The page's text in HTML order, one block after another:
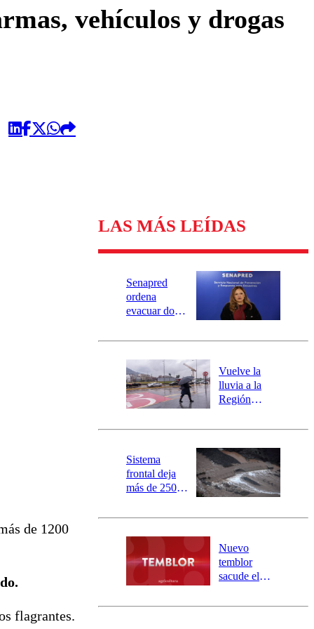
vehículos y drogas
de 1200
flagrantes.
LAS MÁS LEÍDAS
Senapred
ordena
evacuar dos
Carahue por
río Damas:
activa
mensajería
SAE
Vuelve la
lluvia a la
Región
este es el
la DMC para
este viernes
Sistema
frontal deja
más de 250
y 317
aisladas entre
Valparaíso y
Los Ríos
Nuevo
temblor
sacude el
revisa la